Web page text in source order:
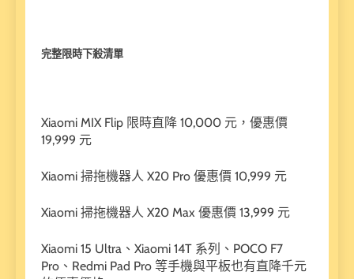
完整限時下殺清單
Xiaomi MIX Flip 限時直降 10,000 元，優惠價
19,999 元
Xiaomi 掃拖機器人 X20 Pro 優惠價 10,999 元
Xiaomi 掃拖機器人 X20 Max 優惠價 13,999 元
Xiaomi 15 Ultra、Xiaomi 14T 系列、POCO F7
Pro、Redmi Pad Pro 等手機與平板也有直降千元